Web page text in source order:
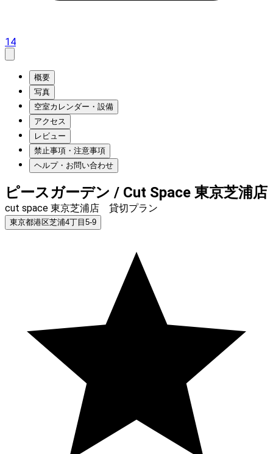
14
概要
写真
空室カレンダー・設備
アクセス
レビュー
禁止事項・注意事項
ヘルプ・お問い合わせ
ピースガーデン / Cut Space 東京芝浦店
cut space 東京芝浦店 貸切プラン
東京都港区芝浦4丁目5-9